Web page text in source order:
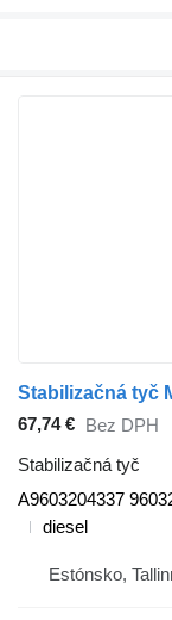
67,74 €
Bez DPH
Stabilizačná tyč
A9603204337
diesel
Estónsko,